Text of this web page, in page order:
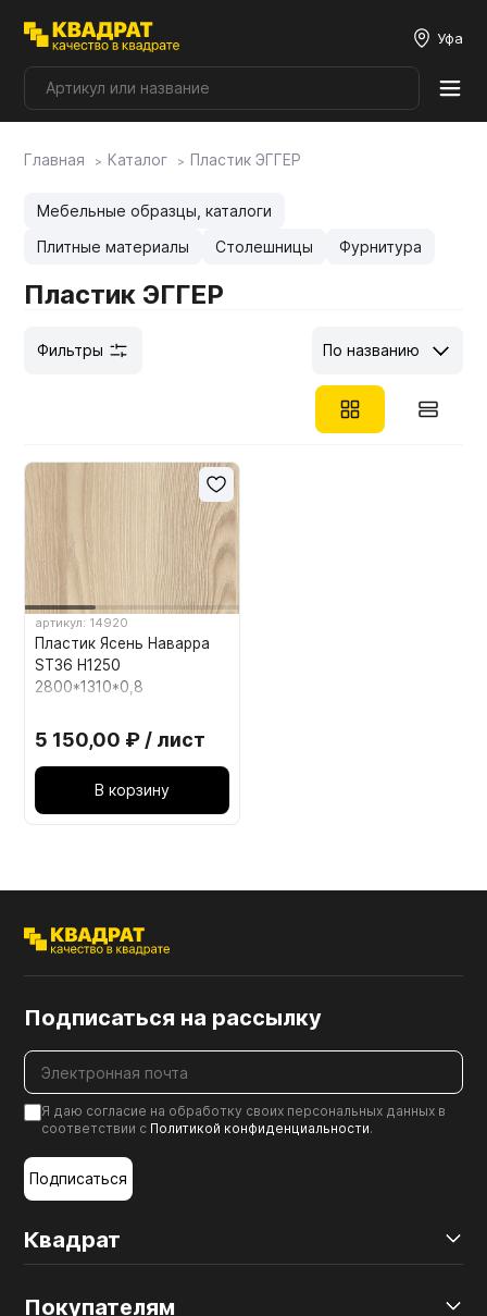
Уфа
Плитные материалы
Фурнитура
Столешницы
Мебельные образцы, каталоги
Главная Каталог Пластик ЭГГЕР
Мебельные образцы, каталоги
Плитные материалы
Столешницы Фурнитура
Пластик ЭГГЕР
По названию
Фильтры
артикул: 14920
Пластик Ясень Наварра
ST36 Н1250
2800*1310*0,8
5 150,00 ₽ / лист
В корзину
Квадрат
Покупателям
Подписаться на рассылку
Я даю согласие на обработку своих персональных данных в
соответствии с Политикой конфиденциальности.
Подписаться